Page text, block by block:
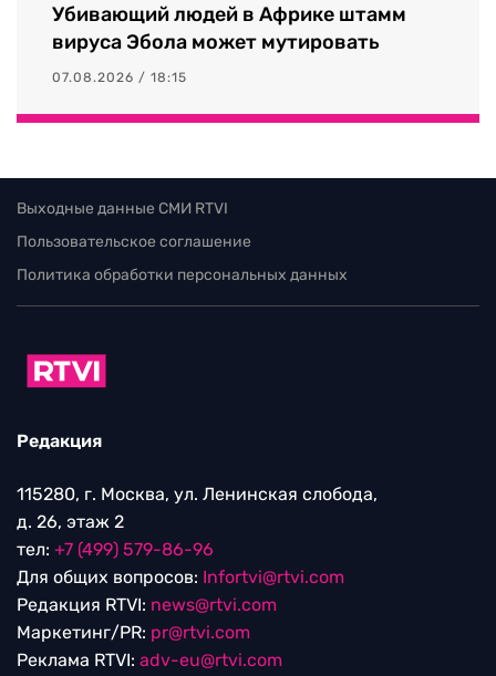
Убивающий людей в Африке штамм
вируса Эбола может мутировать
07.08.2026 / 18:15
Выходные данные СМИ RTVI
Пользовательское соглашение
Политика обработки персональных данных
Редакция
115280, г. Москва, ул. Ленинская слобода,
д. 26, этаж 2
тел: +7 (499) 579-86-96
Для общих вопросов: Infortvi@rtvi.com
Редакция RTVI: news@rtvi.com
Маркетинг/PR: pr@rtvi.com
Реклама RTVI: adv-eu@rtvi.com